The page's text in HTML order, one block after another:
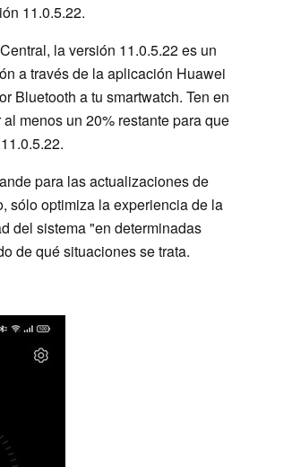
11.0.5.22.
la versión 11.0.5.22 es un
a través de la aplicación Huawei
Bluetooth a tu smartwatch. Ten en
menos un 20% restante para que
para las actualizaciones de
sólo optimiza la experiencia de la
del sistema "en determinadas
de qué situaciones se trata.